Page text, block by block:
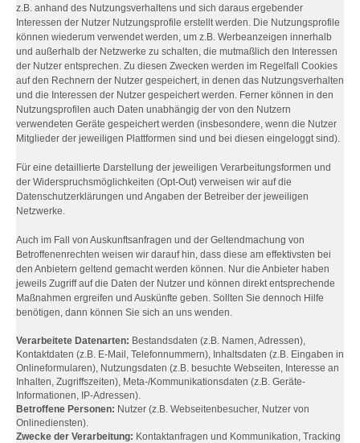
z.B. anhand des Nutzungsverhaltens und sich daraus ergebender
Interessen der Nutzer Nutzungsprofile erstellt werden. Die Nutzungsprofile
können wiederum verwendet werden, um z.B. Werbeanzeigen innerhalb
und außerhalb der Netzwerke zu schalten, die mutmaßlich den Interessen
der Nutzer entsprechen. Zu diesen Zwecken werden im Regelfall Cookies
auf den Rechnern der Nutzer gespeichert, in denen das Nutzungsverhalten
und die Interessen der Nutzer gespeichert werden. Ferner können in den
Nutzungsprofilen auch Daten unabhängig der von den Nutzern
verwendeten Geräte gespeichert werden (insbesondere, wenn die Nutzer
Mitglieder der jeweiligen Plattformen sind und bei diesen eingeloggt sind).
Für eine detaillierte Darstellung der jeweiligen Verarbeitungsformen und
der Widerspruchsmöglichkeiten (Opt-Out) verweisen wir auf die
Datenschutzerklärungen und Angaben der Betreiber der jeweiligen
Netzwerke.
Auch im Fall von Auskunftsanfragen und der Geltendmachung von
Betroffenenrechten weisen wir darauf hin, dass diese am effektivsten bei
den Anbietern geltend gemacht werden können. Nur die Anbieter haben
jeweils Zugriff auf die Daten der Nutzer und können direkt entsprechende
Maßnahmen ergreifen und Auskünfte geben. Sollten Sie dennoch Hilfe
benötigen, dann können Sie sich an uns wenden.
Verarbeitete Datenarten: Bestandsdaten (z.B. Namen, Adressen),
Kontaktdaten (z.B. E-Mail, Telefonnummern), Inhaltsdaten (z.B. Eingaben in
Onlineformularen), Nutzungsdaten (z.B. besuchte Webseiten, Interesse an
Inhalten, Zugriffszeiten), Meta-/Kommunikationsdaten (z.B. Geräte-
Informationen, IP-Adressen).
Betroffene Personen: Nutzer (z.B. Webseitenbesucher, Nutzer von
Onlinediensten).
Zwecke der Verarbeitung: Kontaktanfragen und Kommunikation, Tracking